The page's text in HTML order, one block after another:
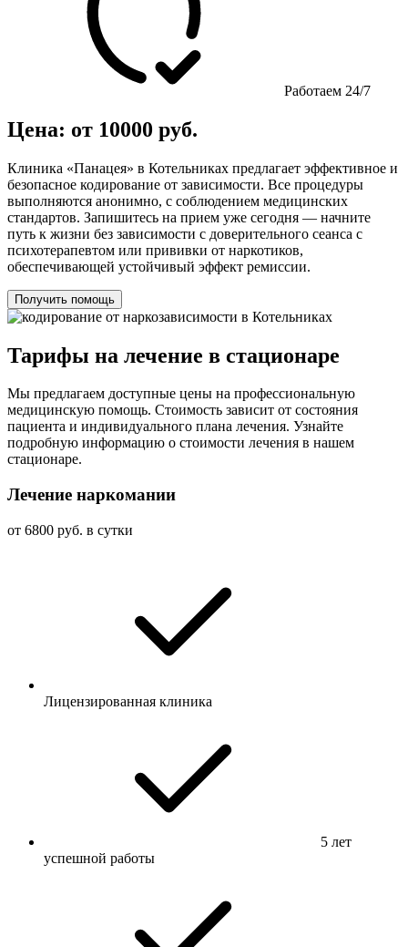
Работаем 24/7
Цена: от 10000 руб.
Клиника «Панацея» в Котельниках предлагает эффективное и
безопасное кодирование от зависимости. Все процедуры
выполняются анонимно, с соблюдением медицинских
стандартов. Запишитесь на прием уже сегодня — начните
путь к жизни без зависимости с доверительного сеанса с
психотерапевтом или прививки от наркотиков,
обеспечивающей устойчивый эффект ремиссии.
Получить помощь
Тарифы на лечение в стационаре
Мы предлагаем доступные цены на профессиональную
медицинскую помощь. Стоимость зависит от состояния
пациента и индивидуального плана лечения. Узнайте
подробную информацию о стоимости лечения в нашем
стационаре.
Лечение наркомании
от 6800 руб. в сутки
Лицензированная клиника
5 лет
успешной работы